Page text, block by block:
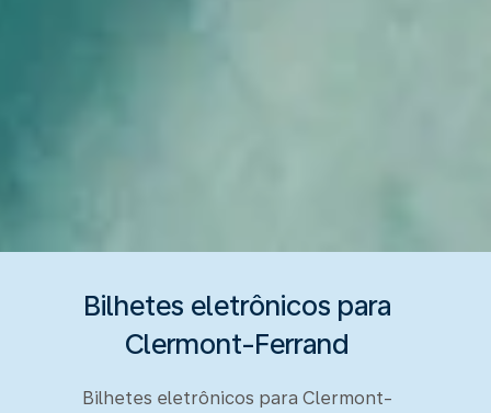
Bilhetes eletrônicos para
Clermont-Ferrand
Bilhetes eletrônicos para Clermont-